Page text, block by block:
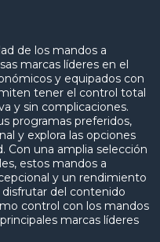
de los mandos a
marcas líderes en el
y equipados con
tener el control total
y sin complicaciones.
programas preferidos,
y explora las opciones
Con una amplia selección
estos mandos a
y un rendimiento
del contenido
control con los mandos
marcas líderes